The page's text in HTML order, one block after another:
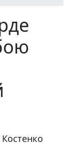
Костенко